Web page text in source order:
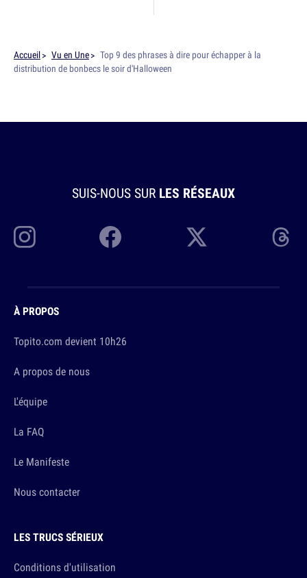
Accueil Vu en Une
Top 9 des phrases à dire pour échapper à la
distribution de bonbecs le soir d'Halloween
SUIS-NOUS SUR LES RÉSEAUX
À PROPOS
Topito.com devient 10h26
A propos de nous
L'équipe
La FAQ
Le Manifeste
Nous contacter
LES TRUCS SÉRIEUX
Conditions d'utilisation